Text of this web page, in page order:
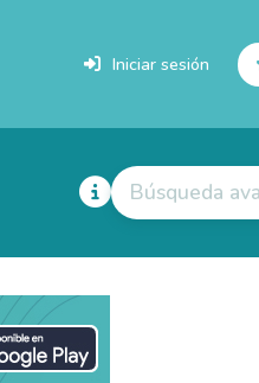
Iniciar sesión
Búsqueda